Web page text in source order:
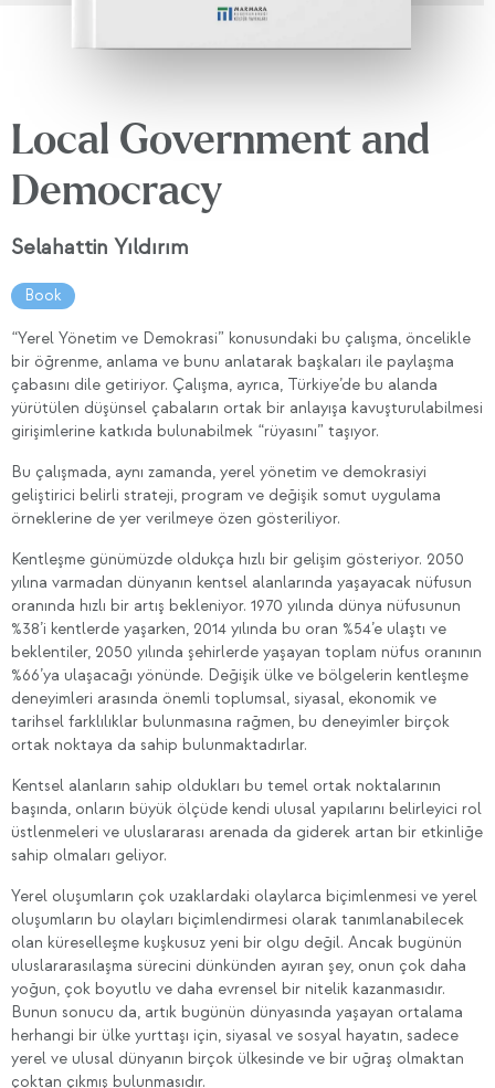
Local Government and
Democracy
Selahattin Yıldırım
Book
“Yerel Yönetim ve Demokrasi” konusundaki bu çalışma, öncelikle
bir öğrenme, anlama ve bunu anlatarak başkaları ile paylaşma
çabasını dile getiriyor. Çalışma, ayrıca, Türkiye’de bu alanda
yürütülen düşünsel çabaların ortak bir anlayışa kavuşturulabilmesi
girişimlerine katkıda bulunabilmek “rüyasını” taşıyor.
Bu çalışmada, aynı zamanda, yerel yönetim ve demokrasiyi
geliştirici belirli strateji, program ve değişik somut uygulama
örneklerine de yer verilmeye özen gösteriliyor.
Kentleşme günümüzde oldukça hızlı bir gelişim gösteriyor. 2050
yılına varmadan dünyanın kentsel alanlarında yaşayacak nüfusun
oranında hızlı bir artış bekleniyor. 1970 yılında dünya nüfusunun
%38’i kentlerde yaşarken, 2014 yılında bu oran %54’e ulaştı ve
beklentiler, 2050 yılında şehirlerde yaşayan toplam nüfus oranının
%66’ya ulaşacağı yönünde. Değişik ülke ve bölgelerin kentleşme
deneyimleri arasında önemli toplumsal, siyasal, ekonomik ve
tarihsel farklılıklar bulunmasına rağmen, bu deneyimler birçok
ortak noktaya da sahip bulunmaktadırlar.
Kentsel alanların sahip oldukları bu temel ortak noktalarının
başında, onların büyük ölçüde kendi ulusal yapılarını belirleyici rol
üstlenmeleri ve uluslararası arenada da giderek artan bir etkinliğe
sahip olmaları geliyor.
Yerel oluşumların çok uzaklardaki olaylarca biçimlenmesi ve yerel
oluşumların bu olayları biçimlendirmesi olarak tanımlanabilecek
olan küreselleşme kuşkusuz yeni bir olgu değil. Ancak bugünün
uluslararasılaşma sürecini dünkünden ayıran şey, onun çok daha
yoğun, çok boyutlu ve daha evrensel bir nitelik kazanmasıdır.
Bunun sonucu da, artık bugünün dünyasında yaşayan ortalama
herhangi bir ülke yurttaşı için, siyasal ve sosyal hayatın, sadece
yerel ve ulusal dünyanın birçok ülkesinde ve bir uğraş olmaktan
çoktan çıkmış bulunmasıdır.